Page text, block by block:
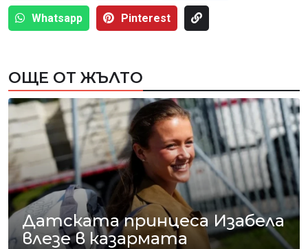
Whatsapp Pinterest
ОЩЕ ОТ ЖЪЛТО
Датската принцеса Изабела
влезе в казармата